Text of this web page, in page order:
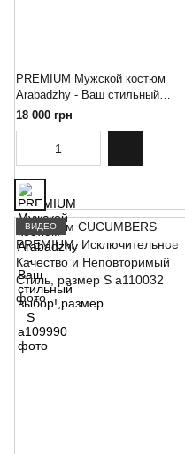
PREMIUM Мужской костюм
Arabadzhy - Ваш стильный
выбор!,размер S
18 000 грн
ВИДЕО